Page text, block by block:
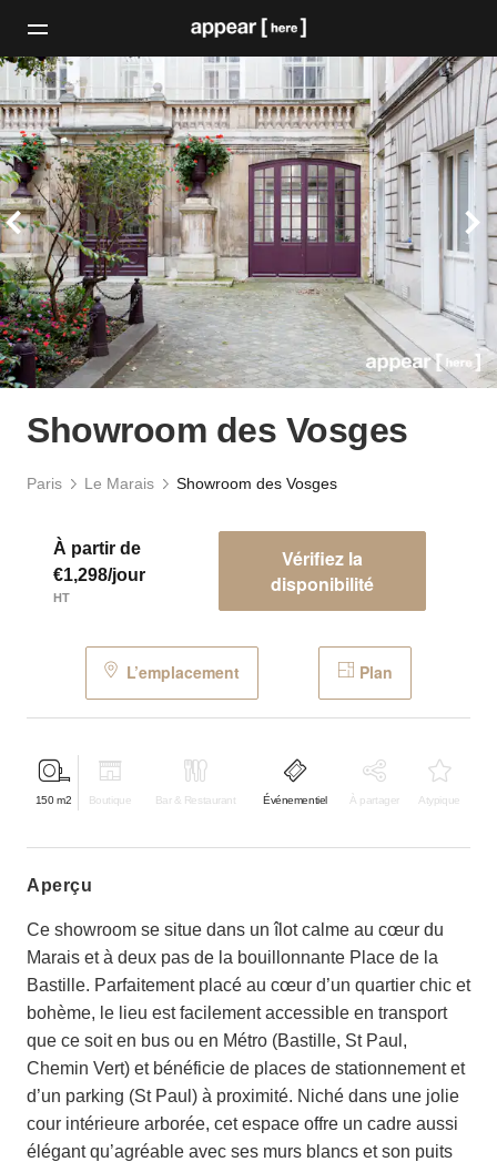
Showroom des Vosges
Paris Le Marais Showroom des Vosges
À partir de
€1,298/jour
HT
Vérifiez la
disponibilité
L’emplacement Plan
150 m2 Boutique Bar & Restaurant Événementiel À partager Atypique
aperçu
Ce showroom se situe dans un îlot calme au cœur du
Marais et à deux pas de la bouillonnante Place de la
Bastille. Parfaitement placé au cœur d’un quartier chic et
bohème, le lieu est facilement accessible en transport
que ce soit en bus ou en Métro (Bastille, St Paul,
Chemin Vert) et bénéficie de places de stationnement et
d’un parking (St Paul) à proximité. Niché dans une jolie
cour intérieure arborée, cet espace offre un cadre aussi
élégant qu’agréable avec ses murs blancs et son puits